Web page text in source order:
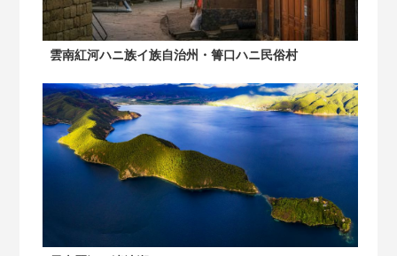
雲南紅河ハニ族イ族自治州・箐口ハニ民俗村